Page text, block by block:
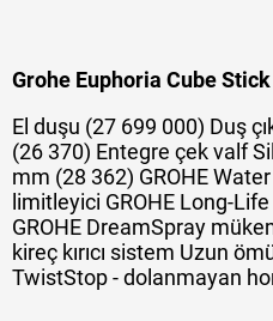
Grohe Euphoria Cube
El duşu (27 699 000) Duş
(26 370) Entegre çek valf
mm (28 362) GROHE
limitleyici GROHE Long-
GROHE DreamSpray
kireç kırıcı sistem Uzun
TwistStop - dolanmayan